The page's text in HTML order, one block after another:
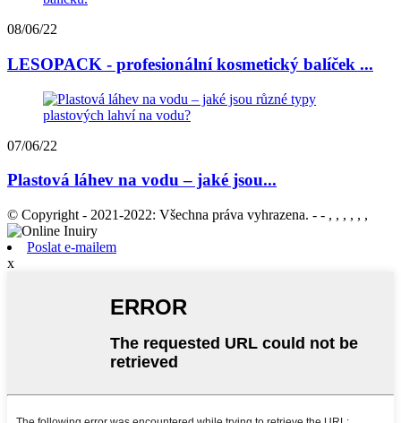
08/06/22
LESOPACK - profesionální kosmetický balíček ...
07/06/22
Plastová láhev na vodu – jaké jsou...
© Copyright - 2021-2022: Všechna práva vyhrazena. - - , , , , , ,
Poslat e-mailem
x